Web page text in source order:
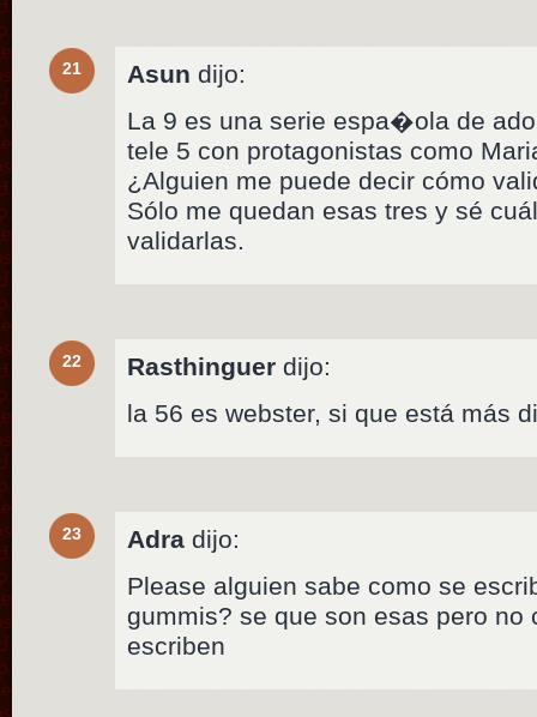
21 Asun dijo:
La 9 es una serie espa�ola de
tele 5 con protagonistas como
¿Alguien me puede decir cómo
Sólo me quedan esas tres y sé
validarlas.
22 Rasthinguer dijo:
la 56 es webster, si que está más
23 Adra dijo:
Please alguien sabe como se
gummis? se que son esas pero no
escriben